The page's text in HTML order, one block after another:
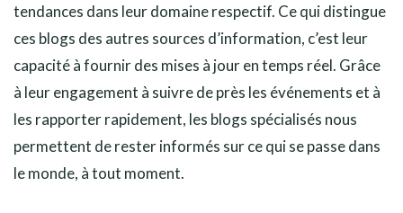
tendances dans leur domaine respectif. Ce qui distingue
ces blogs des autres sources d’information, c’est leur
capacité à fournir des mises à jour en temps réel. Grâce
à leur engagement à suivre de près les événements et à
les rapporter rapidement, les blogs spécialisés nous
permettent de rester informés sur ce qui se passe dans
le monde, à tout moment.